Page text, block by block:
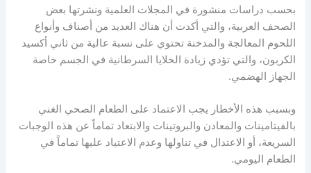
بحسب دراسات منشورة في المجلات العلمية ونشرتها بعض
الصحف العربية، والتي أكدت أن هناك العديد من أصناف وأنواع
اللحوم المعالجة والمدخنة تحتوي على نسبة عالية من ثاني أكسيد
الكربون، والتي تؤدي زيادة الخلايا السرطانية في الجسم خاصة
الجهاز الهضمي.
وبسبب هذه الأخطار يجب الاعتماد على الطعام الصحي الغني
بالفيتامينات والمعادن والبروتينات والابتعاد تماماً عن هذه الوجبات
السريعة، أو الاعتدال في تناولها وعدم الاعتياد عليها تماماً في
الطعام اليومي.